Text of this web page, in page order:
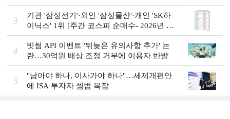
3
기관 '삼성전기'·외인 '삼성물산'·개인 'SK하
이닉스' 1위 [주간 코스피 순매수- 2026년 8
월3일~8월7일]
4
빗썸 API 이벤트 '뒤늦은 유의사항 추가' 논
란…30억원 배상 조정 거부에 이용자 반발
5
"남아야 하나, 이사가야 하나"…세제개편안
에 ISA 투자자 셈법 복잡